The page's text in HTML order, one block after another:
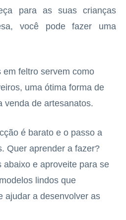
para as suas crianças
você pode fazer uma
feltro servem como
uma ótima forma de
venda de artesanatos.
é barato e o passo a
Quer aprender a fazer?
abaixo e aproveite para se
lindos que
ajudar a desenvolver as